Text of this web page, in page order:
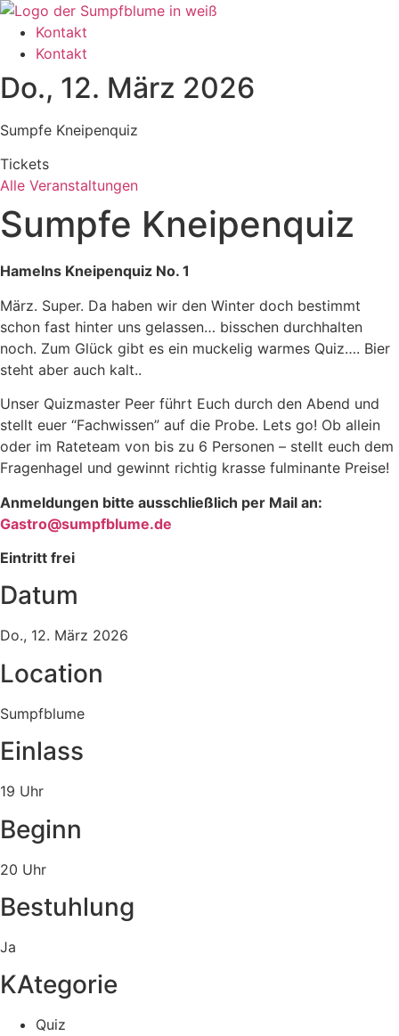
Zum
Inhalt
wechseln
Kontakt
Kontakt
Do., 12. März 2026
Sumpfe Kneipenquiz
Tickets
Alle Veranstaltungen
Sumpfe Kneipenquiz
Hamelns Kneipenquiz No. 1
März. Super. Da haben wir den Winter doch bestimmt
schon fast hinter uns gelassen… bisschen durchhalten
noch. Zum Glück gibt es ein muckelig warmes Quiz…. Bier
steht aber auch kalt..
Unser Quizmaster Peer führt Euch durch den Abend und
stellt euer “Fachwissen” auf die Probe. Lets go! Ob allein
oder im Rateteam von bis zu 6 Personen – stellt euch dem
Fragenhagel und gewinnt richtig krasse fulminante Preise!
Anmeldungen bitte ausschließlich per Mail an:
ed.emulbfpmus@ortsaG
Eintritt frei
Datum
Do., 12. März 2026
Location
Sumpfblume
Einlass
19 Uhr
Beginn
20 Uhr
Bestuhlung
Ja
KAtegorie
Quiz